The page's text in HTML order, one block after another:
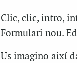
Clic, clic, intro,
Formulari nou.
Us imagino així